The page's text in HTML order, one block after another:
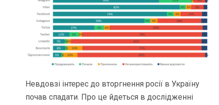
Невдовзі інтерес до вторгнення росії в Україну
почав спадати. Про це йдеться в дослідженні